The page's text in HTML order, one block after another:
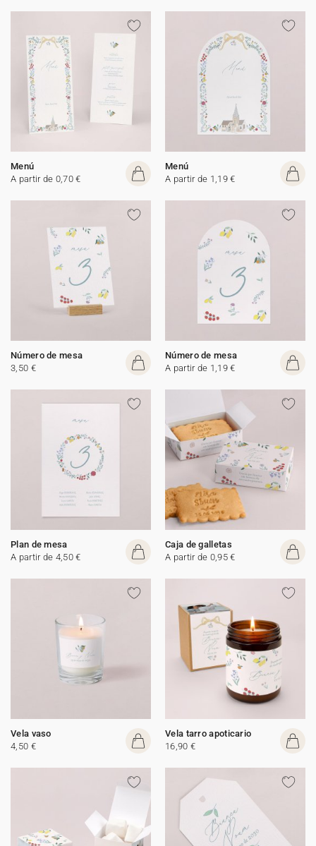
Menú
A partir de 0,70 €
Menú
A partir de 1,19 €
Número de mesa
3,50 €
Número de mesa
A partir de 1,19 €
Plan de mesa
A partir de 4,50 €
Caja de galletas
A partir de 0,95 €
Vela vaso
4,50 €
Vela tarro apoticario
16,90 €